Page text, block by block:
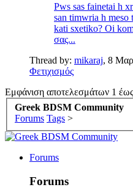
Pws sas fainetai h
san timwria h meso
kati sxetiko? Oi
σας...
Thread by: mikaraj, 8
Φετιχισμός
Εμφάνιση αποτελεσμάτων 1
Greek BDSM Community
Forums Tags >
Forums
Forums